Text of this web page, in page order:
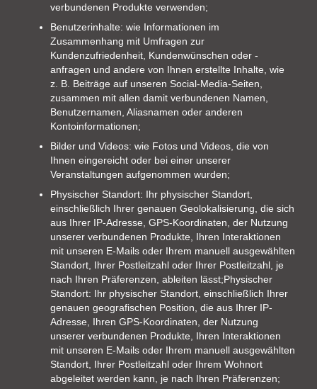
verbundenen Produkte verwenden;
Benutzerinhalte: wie Informationen im
Zusammenhang mit Umfragen zur
Kundenzufriedenheit, Kundenwünschen oder -
anfragen und andere von Ihnen erstellte Inhalte, wie
z. B. Beiträge auf unseren Social-Media-Seiten,
zusammen mit allen damit verbundenen Namen,
Benutzernamen, Aliasnamen oder anderen
Kontoinformationen;
Bilder und Videos: wie Fotos und Videos, die von
Ihnen eingereicht oder bei einer unserer
Veranstaltungen aufgenommen wurden;
Physischer Standort: Ihr physischer Standort,
einschließlich Ihrer genauen Geolokalisierung, die sich
aus Ihrer IP-Adresse, GPS-Koordinaten, der Nutzung
unserer verbundenen Produkte, Ihren Interaktionen
mit unseren E-Mails oder Ihrem manuell ausgewählten
Standort, Ihrer Postleitzahl oder Ihrer Postleitzahl, je
nach Ihren Präferenzen, ableiten lässt;Physischer
Standort: Ihr physischer Standort, einschließlich Ihrer
genauen geografischen Position, die aus Ihrer IP-
Adresse, Ihren GPS-Koordinaten, der Nutzung
unserer verbundenen Produkte, Ihren Interaktionen
mit unseren E-Mails oder Ihrem manuell ausgewählten
Standort, Ihrer Postleitzahl oder Ihrem Wohnort
abgeleitet werden kann, je nach Ihren Präferenzen;